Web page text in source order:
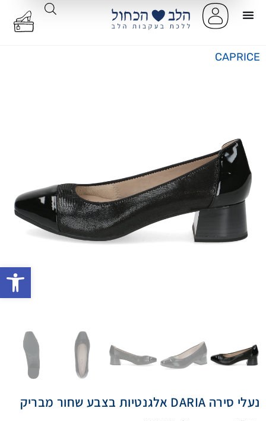
CAPRICE
נעלי סירה DARIA אלגנטיות בצבע שחור מבריק